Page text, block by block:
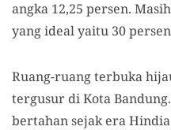
angka 12,25 persen.
yang ideal yaitu 30
Ruang-ruang terbuka
tergusur di Kota
bertahan sejak era